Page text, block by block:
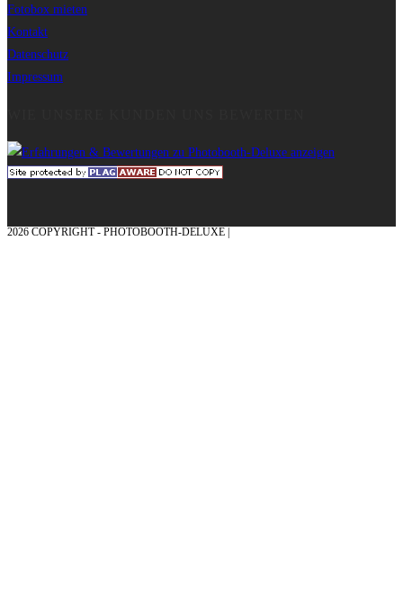
Fotobox mieten
Kontakt
Datenschutz
Impressum
2026 COPYRIGHT - PHOTOBOOTH-DELUXE |